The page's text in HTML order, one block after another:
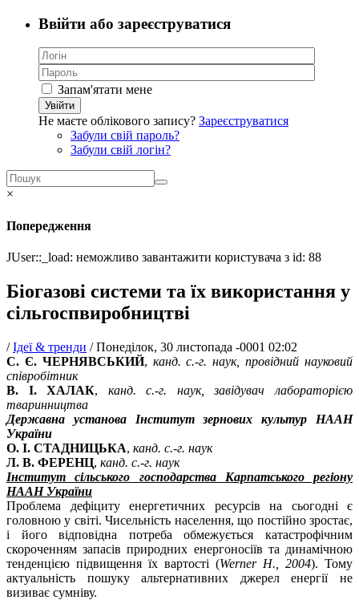
Ввійти або зареєструватися
Запам'ятати мене
Увійти
Не маєте облікового запису? Зареєструватися
Забули свій пароль?
Забули свій логін?
×
Попередження
JUser::_load: неможливо завантажити користувача з id: 88
Біогазові системи та їх використання у
сільгоспвиробництві
/ Ідеї & тренди /Понеділок, 30 листопада -0001 02:02
С. Є. ЧЕРНЯВСЬКИЙ, канд. с.-г. наук, провідний науковий
співробітник
В. І. ХАЛАК, канд. с.-г. наук, завідувач лабораторією
тваринництва
Державна установа Інститут зернових культур НААН
України
О. І. СТАДНИЦЬКА, канд. с.-г. наук
Л. В. ФЕРЕНЦ, канд. с.-г. наук
Інститут сільського господарства Карпатського регіону
НААН України
Проблема дефіциту енергетичних ресурсів на сьогодні є
головною у світі. Чисельність населення, що постійно зростає,
і його відповідна потреба обмежується катастрофічним
скороченням запасів природних енергоносіїв та динамічною
тенденцією підвищення їх вартості (Werner Н., 2004). Тому
актуальність пошуку альтернативних джерел енергії не
визиває сумніву.